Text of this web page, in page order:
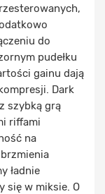
do
pudełku
gainu dają
Dark
szybką grą
riffami
na
ładnie
się w miksie. O